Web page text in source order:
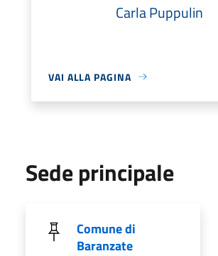
Carla Puppulin
VAI ALLA PAGINA
Sede principale
Comune di
Baranzate